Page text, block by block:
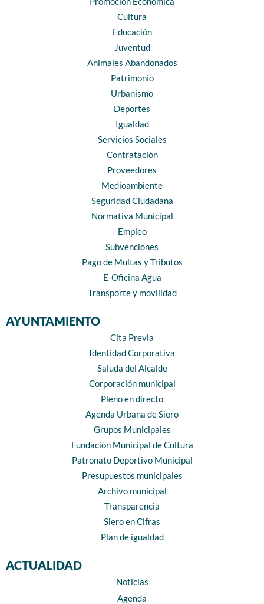
Cultura
Educación
Juventud
Animales Abandonados
Patrimonio
Urbanismo
Deportes
Igualdad
Servicios Sociales
Contratación
Proveedores
Medioambiente
Seguridad Ciudadana
Normativa Municipal
Empleo
Subvenciones
Pago de Multas y Tributos
E-Oficina Agua
Transporte y movilidad
AYUNTAMIENTO
Cita Previa
Identidad Corporativa
Saluda del Alcalde
Corporación municipal
Pleno en directo
Agenda Urbana de Siero
Grupos Municipales
Fundación Municipal de Cultura
Patronato Deportivo Municipal
Presupuestos municipales
Archivo municipal
Transparencia
Siero en Cifras
Plan de igualdad
ACTUALIDAD
Noticias
Agenda